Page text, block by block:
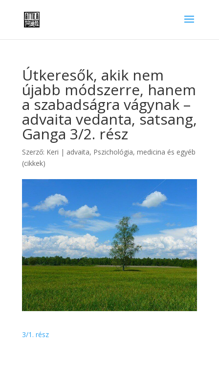
Útkeresők, akik nem
újabb módszerre, hanem
a szabadságra vágynak –
advaita vedanta, satsang,
Ganga 3/2. rész
Szerző: Keri | advaita, Pszichológia, medicina és egyéb
(cikkek)
3/1. rész